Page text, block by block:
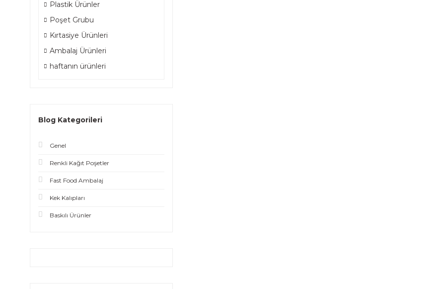
Plastik Ürünler
Poşet Grubu
Kırtasiye Ürünleri
Ambalaj Ürünleri
haftanın ürünleri
Blog Kategorileri
Genel
Renkli Kağıt Poşetler
Fast Food Ambalaj
Kek Kalıpları
Baskılı Ürünler